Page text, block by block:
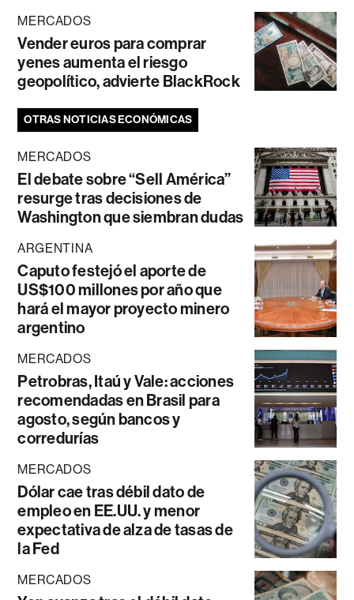
MERCADOS
Vender euros para comprar
yenes aumenta el riesgo
geopolítico, advierte BlackRock
OTRAS NOTICIAS ECONÓMICAS
MERCADOS
El debate sobre “Sell América”
resurge tras decisiones de
Washington que siembran dudas
ARGENTINA
Caputo festejó el aporte de
US$100 millones por año que
hará el mayor proyecto minero
argentino
MERCADOS
Petrobras, Itaú y Vale: acciones
recomendadas en Brasil para
agosto, según bancos y
corredurías
MERCADOS
Dólar cae tras débil dato de
empleo en EE.UU. y menor
expectativa de alza de tasas de
la Fed
MERCADOS